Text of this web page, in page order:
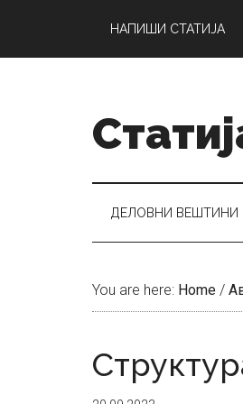
main
secondary
primary
НАПИШИ СТАТИЈА
ДЕЛОВНИ ВЕШТИНИ
You are here: Home /